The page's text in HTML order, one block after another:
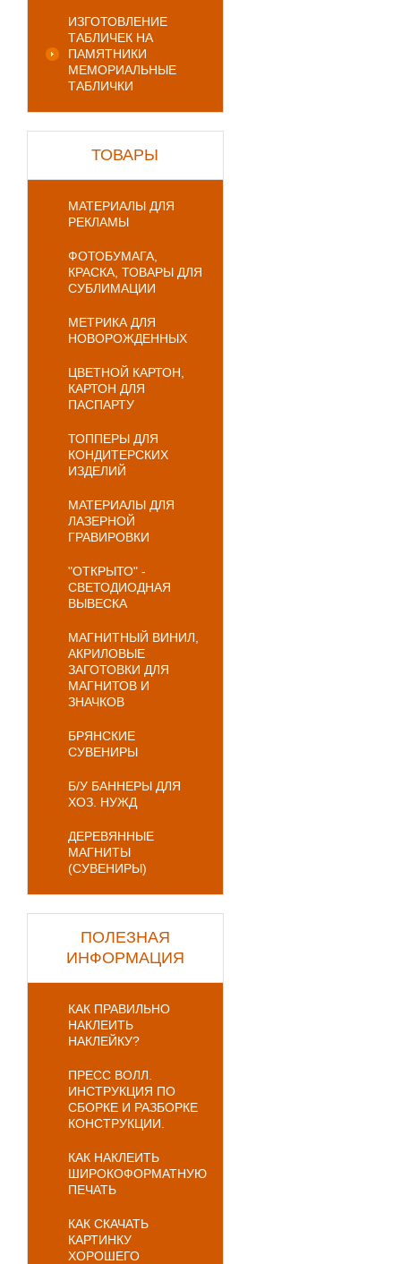
ИЗГОТОВЛЕНИЕ
ТАБЛИЧЕК НА
ПАМЯТНИКИ
МЕМОРИАЛЬНЫЕ
ТАБЛИЧКИ
ТОВАРЫ
МАТЕРИАЛЫ ДЛЯ
РЕКЛАМЫ
ФОТОБУМАГА,
КРАСКА, ТОВАРЫ ДЛЯ
СУБЛИМАЦИИ
МЕТРИКА ДЛЯ
НОВОРОЖДЕННЫХ
ЦВЕТНОЙ КАРТОН,
КАРТОН ДЛЯ
ПАСПАРТУ
ТОППЕРЫ ДЛЯ
КОНДИТЕРСКИХ
ИЗДЕЛИЙ
МАТЕРИАЛЫ ДЛЯ
ЛАЗЕРНОЙ
ГРАВИРОВКИ
"ОТКРЫТО" -
СВЕТОДИОДНАЯ
ВЫВЕСКА
МАГНИТНЫЙ ВИНИЛ,
АКРИЛОВЫЕ
ЗАГОТОВКИ ДЛЯ
МАГНИТОВ И
ЗНАЧКОВ
БРЯНСКИЕ
СУВЕНИРЫ
Б/У БАННЕРЫ ДЛЯ
ХОЗ. НУЖД
ДЕРЕВЯННЫЕ
МАГНИТЫ
(СУВЕНИРЫ)
ПОЛЕЗНАЯ
ИНФОРМАЦИЯ
КАК ПРАВИЛЬНО
НАКЛЕИТЬ
НАКЛЕЙКУ?
ПРЕСС ВОЛЛ.
ИНСТРУКЦИЯ ПО
СБОРКЕ И РАЗБОРКЕ
КОНСТРУКЦИИ.
КАК НАКЛЕИТЬ
ШИРОКОФОРМАТНУЮ
ПЕЧАТЬ
КАК СКАЧАТЬ
КАРТИНКУ
ХОРОШЕГО